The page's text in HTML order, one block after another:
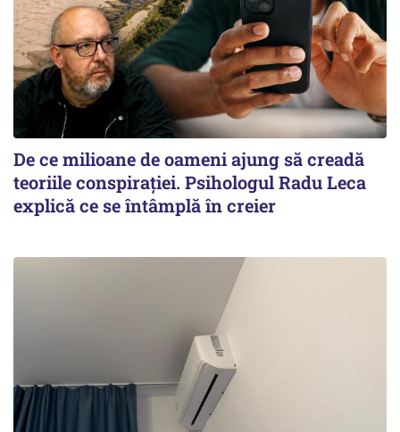
De ce milioane de oameni ajung să creadă
teoriile conspirației. Psihologul Radu Leca
explică ce se întâmplă în creier